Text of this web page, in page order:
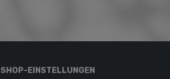
SHOP-EINSTELLUNGEN